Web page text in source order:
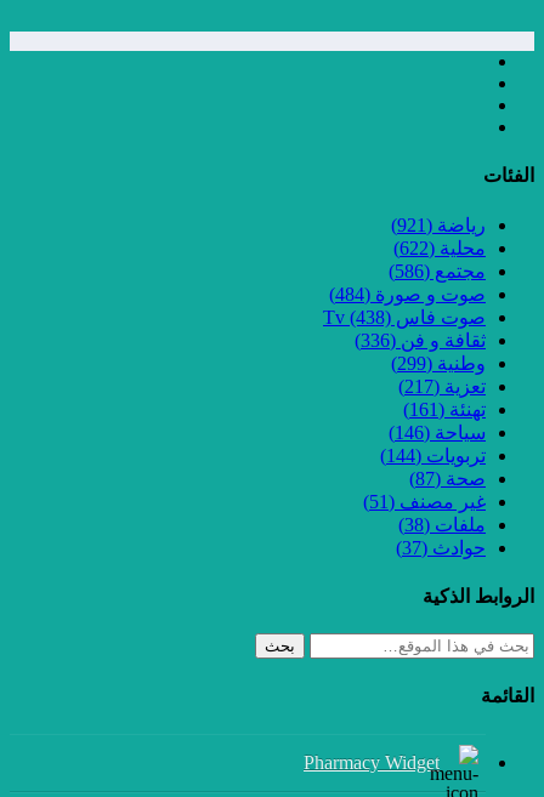
الفئات
رياضة (921)
محلية (622)
مجتمع (586)
صوت و صورة (484)
صوت فاس Tv (438)
ثقافة و فن (336)
وطنية (299)
تعزية (217)
تهنئة (161)
سياحة (146)
تربويات (144)
صحة (87)
غير مصنف (51)
ملفات (38)
حوادث (37)
الروابط الذكية
بحث
القائمة
Pharmacy Widget